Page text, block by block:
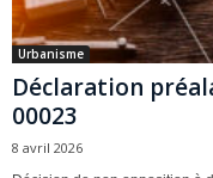
Urbanisme
Déclaration
00023
8 avril 2026